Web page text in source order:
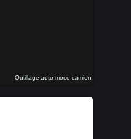
Outillage auto moco camion